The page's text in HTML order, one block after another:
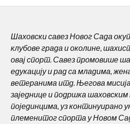
Шаховски савез Новог Сада
клубове града и околине,
овај спорт. Савез промовише
едукацију и рад са младима,
ветеранима итд. Његова мисија
заједнице и подршка
појединцима, уз континуирано
племенитог спорта у Новом